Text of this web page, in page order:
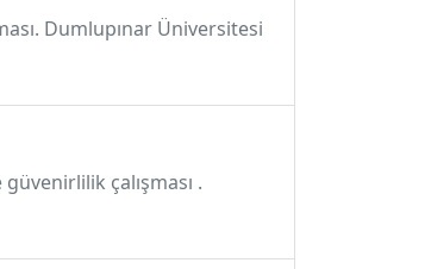
Dumlupınar Üniversitesi
çalışması .